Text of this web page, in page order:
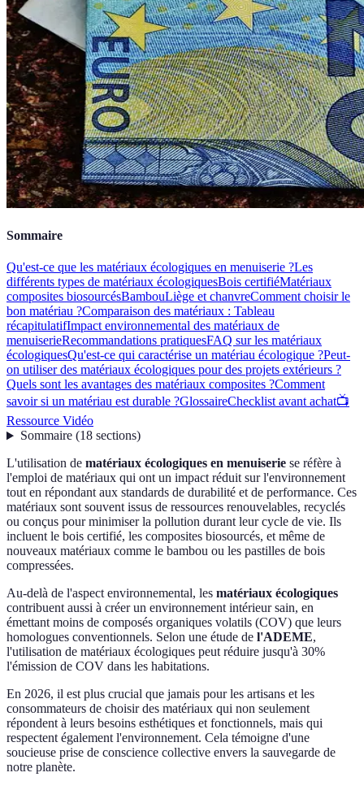
Sommaire
Qu'est-ce que les matériaux écologiques en menuiserie ?Les
différents types de matériaux écologiquesBois certifiéMatériaux
composites biosourcésBambouLiège et chanvreComment choisir le
bon matériau ?Comparaison des matériaux : Tableau
récapitulatifImpact environnemental des matériaux de
menuiserieRecommandations pratiquesFAQ sur les matériaux
écologiquesQu'est-ce qui caractérise un matériau écologique ?Peut-
on utiliser des matériaux écologiques pour des projets extérieurs ?
Quels sont les avantages des matériaux composites ?Comment
savoir si un matériau est durable ?GlossaireChecklist avant achat📺
Ressource Vidéo
Sommaire(18 sections)
L'utilisation de matériaux écologiques en menuiserie se réfère à
l'emploi de matériaux qui ont un impact réduit sur l'environnement
tout en répondant aux standards de durabilité et de performance. Ces
matériaux sont souvent issus de ressources renouvelables, recyclés
ou conçus pour minimiser la pollution durant leur cycle de vie. Ils
incluent le bois certifié, les composites biosourcés, et même de
nouveaux matériaux comme le bambou ou les pastilles de bois
compressées.
Au-delà de l'aspect environnemental, les matériaux écologiques
contribuent aussi à créer un environnement intérieur sain, en
émettant moins de composés organiques volatils (COV) que leurs
homologues conventionnels. Selon une étude de l'ADEME,
l'utilisation de matériaux écologiques peut réduire jusqu'à 30%
l'émission de COV dans les habitations.
En 2026, il est plus crucial que jamais pour les artisans et les
consommateurs de choisir des matériaux qui non seulement
répondent à leurs besoins esthétiques et fonctionnels, mais qui
respectent également l'environnement. Cela témoigne d'une
soucieuse prise de conscience collective envers la sauvegarde de
notre planète.